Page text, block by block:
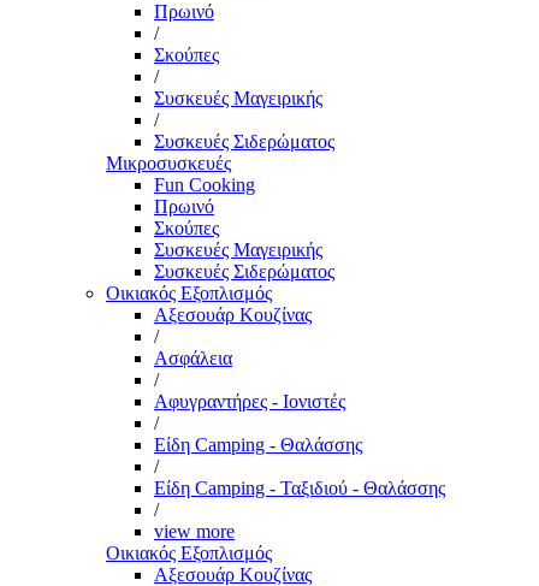
Πρωινό
/
Σκούπες
/
Συσκευές Μαγειρικής
/
Συσκευές Σιδερώματος
Μικροσυσκευές
Fun Cooking
Πρωινό
Σκούπες
Συσκευές Μαγειρικής
Συσκευές Σιδερώματος
Οικιακός Εξοπλισμός
Αξεσουάρ Κουζίνας
/
Ασφάλεια
/
Αφυγραντήρες - Ιονιστές
/
Είδη Camping - Θαλάσσης
/
Είδη Camping - Ταξιδιού - Θαλάσσης
/
view more
Οικιακός Εξοπλισμός
Αξεσουάρ Κουζίνας